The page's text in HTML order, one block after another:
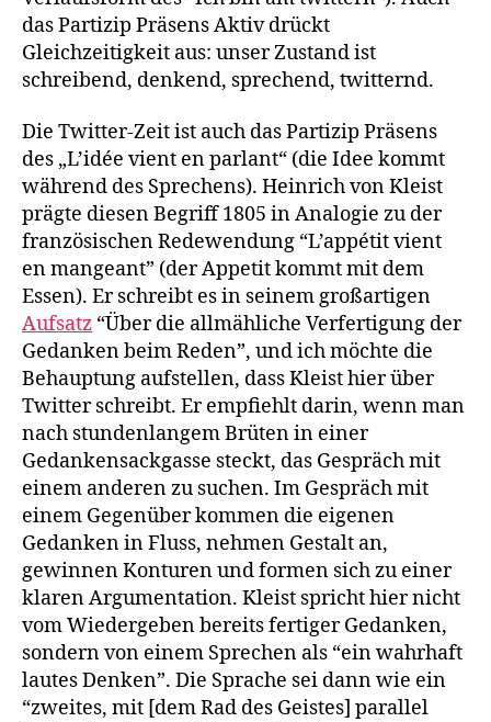
das Partizip Präsens Aktiv drückt
Gleichzeitigkeit aus: unser Zustand ist
schreibend, denkend, sprechend, twitternd.
Die Twitter-Zeit ist auch das Partizip Präsens
des „L’idée vient en parlant“ (die Idee kommt
während des Sprechens). Heinrich von Kleist
prägte diesen Begriff 1805 in Analogie zu der
französischen Redewendung “L’appétit vient
en mangeant” (der Appetit kommt mit dem
Essen). Er schreibt es in seinem großartigen
Aufsatz “Über die allmähliche Verfertigung der
Gedanken beim Reden”, und ich möchte die
Behauptung aufstellen, dass Kleist hier über
Twitter schreibt. Er empfiehlt darin, wenn man
nach stundenlangem Brüten in einer
Gedankensackgasse steckt, das Gespräch mit
einem anderen zu suchen. Im Gespräch mit
einem Gegenüber kommen die eigenen
Gedanken in Fluss, nehmen Gestalt an,
gewinnen Konturen und formen sich zu einer
klaren Argumentation. Kleist spricht hier nicht
vom Wiedergeben bereits fertiger Gedanken,
sondern von einem Sprechen als “ein wahrhaft
lautes Denken”. Die Sprache sei dann wie ein
“zweites, mit [dem Rad des Geistes] parallel